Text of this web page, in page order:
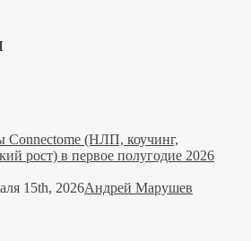
Connectome (НЛП, коучинг,
рост) в первое полугодие 2026
15th, 2026Андрей Марушев